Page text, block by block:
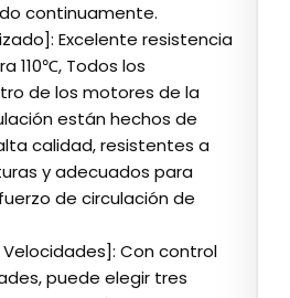
continuamente.
Excelente resistencia
110℃, Todos los
de los motores de la
están hechos de
calidad, resistentes a
y adecuados para
de circulación de
Velocidades]: Con control
puede elegir tres